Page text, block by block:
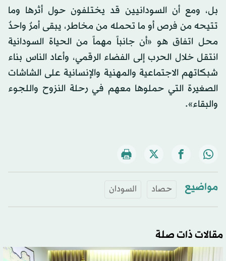
بل، ومع أن السودانيين قد يختلفون حول أثرها وما
تتيحه من فرص أو ما تحمله من مخاطر، يبقى أمرٌ واحدٌ
محل اتفاق هو «أن جانباً مهماً من الحياة السودانية
انتقل خلال الحرب إلى الفضاء الرقمي، وأعاد الناس بناء
شبكاتهم الاجتماعية والمهنية والإنسانية على الشاشات
الصغيرة التي حملوها معهم في رحلة النزوح واللجوء
والبقاء».
مواضيع حصاد السودان
مقالات ذات صلة